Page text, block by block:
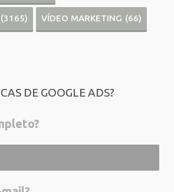
(3165) VÍDEO MARKETING (66)
DE GOOGLE ADS?